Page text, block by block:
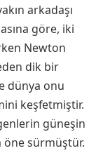
arkadaşı
göre, iki
Newton
dik bir
dünya onu
keşfetmiştir.
güneşin
öne sürmüştür.